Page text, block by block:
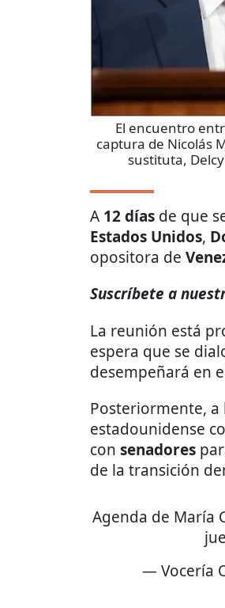
El encuentro
captura de Nicolás
sustituta,
A 12 días de que
Estados Unidos,
opositora de
Suscríbete a
La reunión está
espera que se
desempeñará en
Posteriormente, a
estadounidense
con senadores
de la transición
Agenda de María
— Vocería